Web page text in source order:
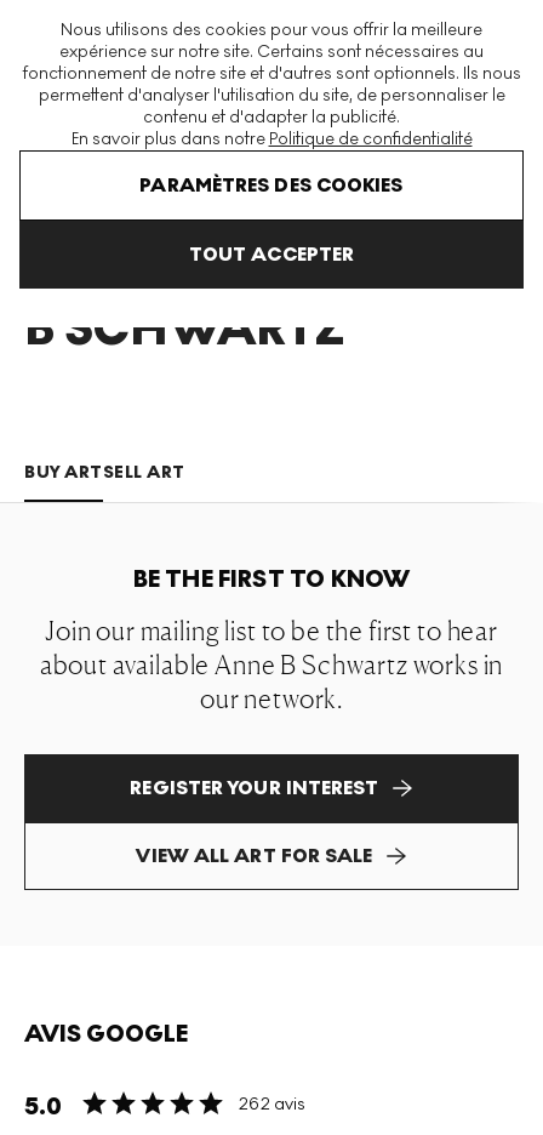
Nous utilisons des cookies pour vous offrir la meilleure
expérience sur notre site. Certains sont nécessaires au
fonctionnement de notre site et d'autres sont optionnels. Ils nous
permettent d'analyser l'utilisation du site, de personnaliser le
contenu et d'adapter la publicité.
En savoir plus dans notre Politique de confidentialité
PARAMÈTRES DES COOKIES
TOUT ACCEPTER
La plus grande plateforme mondiale d'estampes et éditions
modernes et contemporaines
Anne B Schwartz
ANNE
B SCHWARTZ
BUY ARTSELL ART
BE THE FIRST TO KNOW
Join our mailing list to be the first to hear
about available Anne B Schwartz works in
our network.
REGISTER YOUR INTEREST
VIEW ALL ART FOR SALE
AVIS GOOGLE
5.0 262 avis